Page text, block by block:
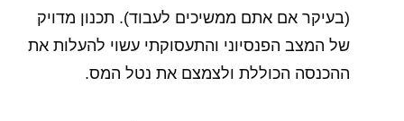
(בעיקר אם אתם ממשיכים לעבוד). תכנון מדויק
של המצב הפנסיוני והתעסוקתי עשוי להעלות את
ההכנסה הכוללת ולצמצם את נטל המס.